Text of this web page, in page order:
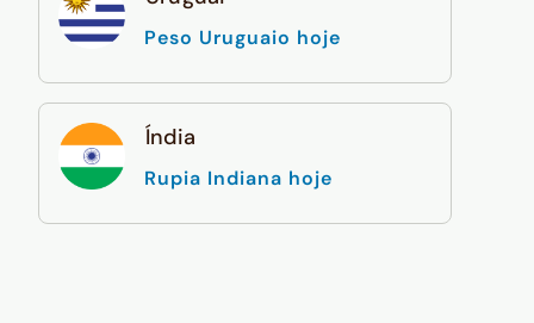
Peso Uruguaio hoje
Índia
Rupia Indiana hoje